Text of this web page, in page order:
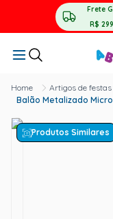
Frete
R$
Artigos de festas
Balão Metalizado
Produtos Similares